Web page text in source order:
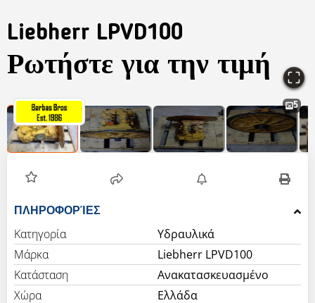
Liebherr LPVD100
Ρωτήστε για την τιμή
5
ΠΛΗΡΟΦΟΡΊΕΣ
Κατηγορία
Υδραυλικά
Μάρκα
Liebherr LPVD100
Κατάσταση
Ανακατασκευασμένο
Χώρα
Ελλάδα